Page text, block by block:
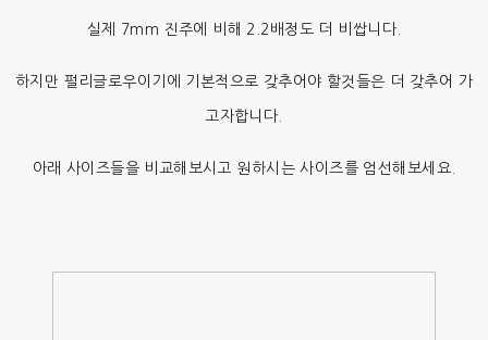
실제 7mm 진주에 비해 2.2배정도 더 비쌉니다.
하지만 펄리글로우이기에 기본적으로 갖추어야 할것들은 더 갖추어 가
고자합니다.
아래 사이즈들을 비교해보시고 원하시는 사이즈를 엄선해보세요.